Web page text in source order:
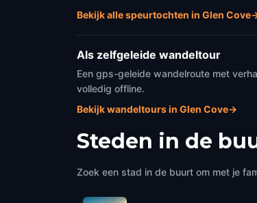
Bekijk alle speurtochten in Glen Cove
Als zelfgeleide wandeltour
Een gps-geleide wandelroute met
volledig offline.
Bekijk wandeltours in Glen Cove→
Steden in de
Zoek een stad in de buurt om met je